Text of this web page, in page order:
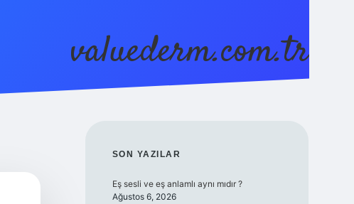
valuederm.com.tr
SIDEBAR
SON YAZILAR
Eş sesli ve eş anlamlı aynı mıdır ?
Ağustos 6, 2026